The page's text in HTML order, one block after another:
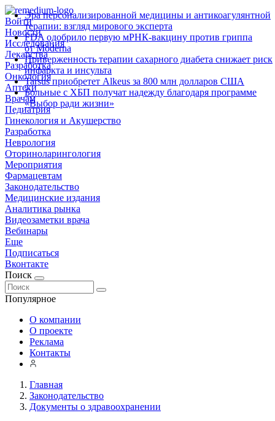
Войти
Новости
Исследования
Лекарства
Разработка
Онкология
Аптеки
Врачам
Педиатрия
Гинекология и Акушерство
Разработка
Неврология
Оториноларингология
Мероприятия
Фармацевтам
Законодательство
Медицинские издания
Аналитика рынка
Видеозаметки врача
Вебинары
Еще
Подписаться
Вконтакте
Поиск
Популярное
Эра персонализированной медицины и антикоагулянтной
терапии: взгляд мирового эксперта
FDA одобрило первую мРНК‑вакцину против гриппа
от Moderna
Приверженность терапии сахарного диабета снижает риск
инфаркта и инсульта
Tarsus приобретет Alkeus за 800 млн долларов США
Больные с ХБП получат надежду благодаря программе
«Выбор ради жизни»
О компании
О проекте
Реклама
Контакты
Главная
Законодательство
Документы о здравоохранении